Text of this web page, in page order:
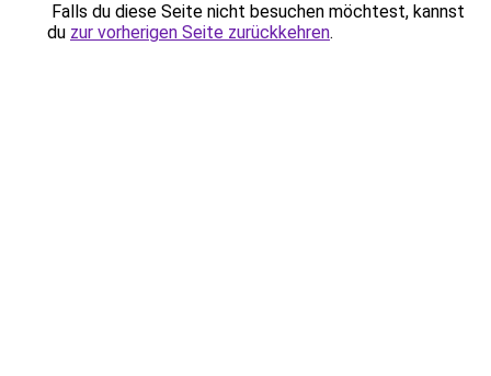
Falls du diese Seite nicht besuchen möchtest, kannst
du zur vorherigen Seite zurückkehren.